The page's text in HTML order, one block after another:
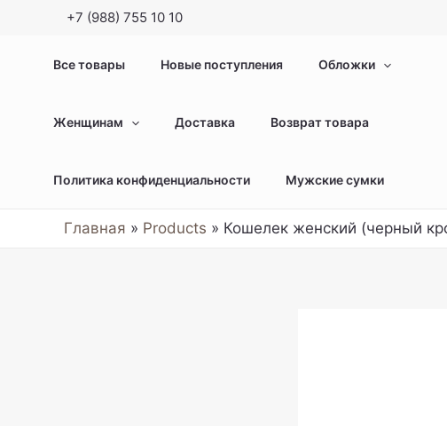
+7 (988) 755 10 10
Все товары Новые поступления Обложки
Женщинам Доставка Возврат товара
Политика конфиденциальности Мужские сумки
Главная Products Кошелек женский (черный